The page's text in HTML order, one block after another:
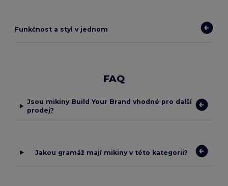
Funkčnost a styl v jednom
FAQ
Jsou mikiny Build Your Brand vhodné pro další
prodej?
Jakou gramáž mají mikiny v této kategorii?